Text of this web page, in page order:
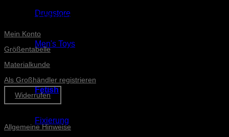
Drugstore
Men's Toys
Fetish
Fixierung
ONLINE-SERVICE
Mein Konto
Größentabelle
Materialkunde
Als Großhändler registrieren
Widerrufen
Allgemeine Hinweise